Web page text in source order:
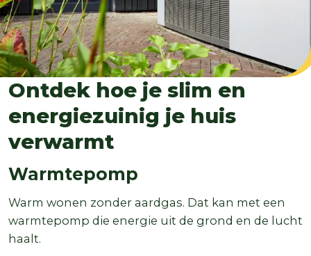
Ontdek hoe je slim en
energiezuinig je huis
verwarmt
Warmtepomp
Warm wonen zonder aardgas. Dat kan met een
warmtepomp die energie uit de grond en de lucht
haalt.